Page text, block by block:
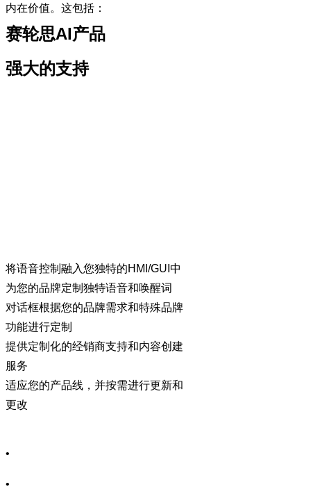
内在价值。这包括：
赛轮思AI产品
强大的支持
将语音控制融入您独特的HMI/GUI 中
为您的品牌定制独特语音和唤醒词
对话框根据您的品牌需求和特殊品牌
功能进行定制
提供定制化的经销商支持和内容创建
服务
适应您的产品线，并按需进行更新和
更改
•
•